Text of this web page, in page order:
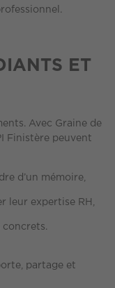
ET
Avec Graine de
Finistère peuvent
d’un mémoire,
leur expertise RH,
concrets.
partage et